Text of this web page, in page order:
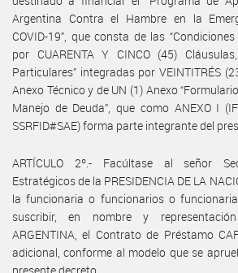
Argentina Contra el Hambre en la
COVID-19”, que consta de las
por CUARENTA Y CINCO (45)
Particulares” integradas por VEINTITRÉS
Anexo Técnico y de UN (1) Anexo
Manejo de Deuda”, que como ANEXO I
SSRFID#SAE) forma parte integrante del
ARTÍCULO 2º.- Facúltase al señor
Estratégicos de la PRESIDENCIA DE LA
la funcionaria o funcionarios o
suscribir, en nombre y
ARGENTINA, el Contrato de Préstamo
adicional, conforme al modelo que se
presente decreto.